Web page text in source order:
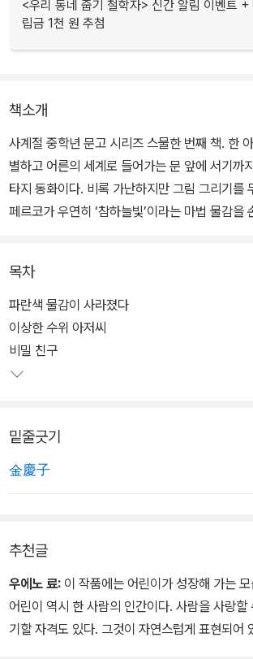
<우리 동네 줍기 철학자> 신간 알림 이벤트 +
립금 1천 원 추첨
책소개
사계절 중학년 문고 시리즈 스물한 번째 책. 한
별하고 어른의 세계로 들어가는 문 앞에 서기까
타지 동화이다. 비록 가난하지만 그림 그리기를
페르코가 우연히 ‘참하늘빛’이라는 마법 물감을
우리에겐 다소 낯선 헝가리 동화이지만, 유럽에
장 동화의 전범으로 인정받은 작품이다. 이웃나라
시절 읽은 책 가운데 아이에게 꼭 읽히고 싶은 책
동안 꾸준한 사랑을 받고 있으며, 유명한 동화 작
가난하지만 그림 솜씨만큼은 그 누구보다 뛰어난
고 만다. 결국 페르코는 칼리에게 하늘색 물감을
리는 선생님한테 이르겠다며 길길이 날뛴다.
페르코는 학교도 가지 못한 채 길거리를 방황하
목차
파란색 물감이 사라졌다
이상한 수위 아저씨
비밀 친구
밑줄긋기
金慶子
추천글
우에노 료: 이 작품에는 어린이가 성장해 가는
어린이 역시 한 사람의 인간이다. 사람을 사랑할
기할 자격도 있다. 그것이 자연스럽게 표현되어